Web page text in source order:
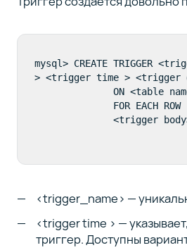
mysql> CREATE TRIGGER
> <trigger time > <trigger
<trigger
<trigger_name> —
<trigger time > —
триггер. Доступны